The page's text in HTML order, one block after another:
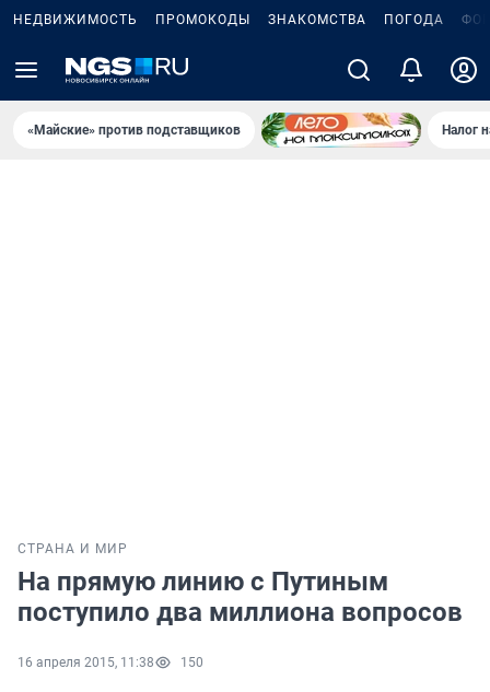
НЕДВИЖИМОСТЬ ПРОМОКОДЫ ЗНАКОМСТВА ПОГОДА
«Майские» против подставщиков Налог
СТРАНА И МИР
На прямую линию с Путиным
поступило два миллиона вопросов
16 апреля 2015, 11:38 150